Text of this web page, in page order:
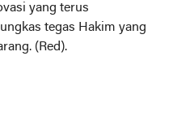
yang terus
tegas Hakim yang
(Red).